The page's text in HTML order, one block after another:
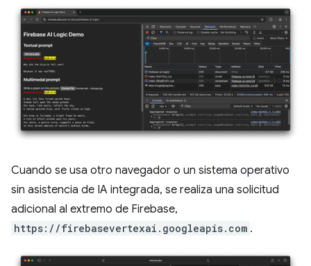
Cuando se usa otro navegador o un sistema operativo
sin asistencia de IA integrada, se realiza una solicitud
adicional al extremo de Firebase,
https://firebasevertexai.googleapis.com .